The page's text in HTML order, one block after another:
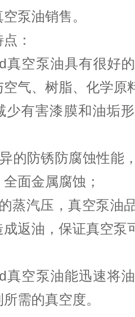
泵油销售。
：
真空泵油具有很好
气、树脂、化学原
少有害漆膜和油垢
的防锈防腐蚀性能
面金属腐蚀；
蒸汽压，真空泵油
成返油，保证真空泵
真空泵油能迅速将
需的真空度。